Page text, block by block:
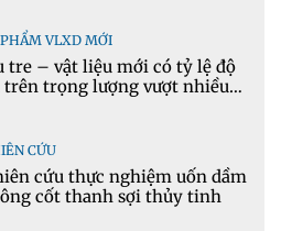
VLXD MỚI
tre – vật liệu mới có tỷ lệ độ
trên trọng lượng vượt nhiều
CỨU
cứu thực nghiệm uốn dầm
cốt thanh sợi thủy tinh